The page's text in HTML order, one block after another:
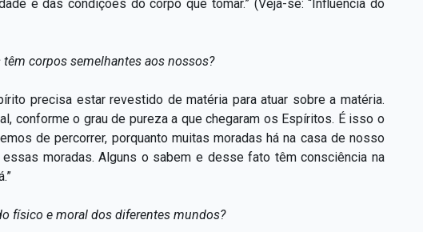
e das condições do corpo que tomar.” (Veja-se: “Influência do
corpos semelhantes aos nossos?
precisa estar revestido de matéria para atuar sobre a matéria.
conforme o grau de pureza a que chegaram os Espíritos. É isso o
de percorrer, porquanto muitas moradas há na casa de nosso
moradas. Alguns o sabem e desse fato têm consciência na
físico e moral dos diferentes mundos?